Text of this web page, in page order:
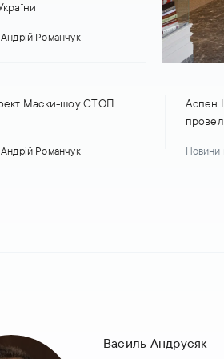
Андрій Романчук
Маски-шоу СТОП
Андрій Романчук
Аспен
добу”
Новини
Василь Андрусяк